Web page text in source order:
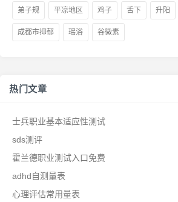
弟子规 平凉地区 鸡子 舌下 升阳
成都市抑郁 瑶浴 谷微素
热门文章
士兵职业基本适应性测试
sds测评
霍兰德职业测试入口免费
adhd自测量表
心理评估常用量表